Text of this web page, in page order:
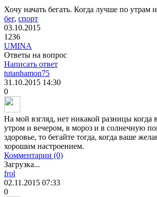
Хочу начать бегать. Когда лучше по
бег, спорт
03.10.2015
1236
UMINA
Ответы на вопрос
Написать ответ
tutanhamon75
31.10.2015 14:30
0
На мой взгляд, нет никакой разницы когда
утром и вечером, в мороз и в солнечную
здоровье, то бегайте тогда, когда ваше
хорошим настроением.
Комментарии (0)
Загрузка...
frol
02.11.2015 07:33
0